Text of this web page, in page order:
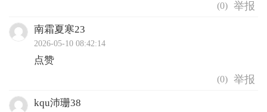
(0)
南霜夏寒23
2026-05-10 08:42:14
点赞
(0)
kqu沛珊38